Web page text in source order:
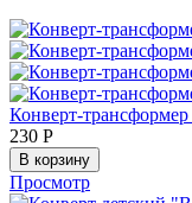
Конверт-
230 Р
В корзину
Просмотр